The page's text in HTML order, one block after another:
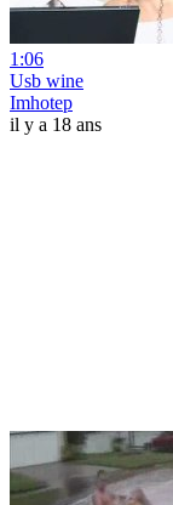
1:06
Usb wine
Imhotep
il y a 18 ans